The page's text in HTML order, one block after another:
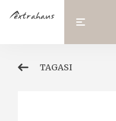
TAGASI